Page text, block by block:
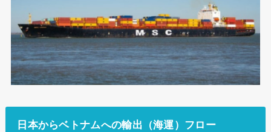
日本からベトナムへの輸出（海運）フロー